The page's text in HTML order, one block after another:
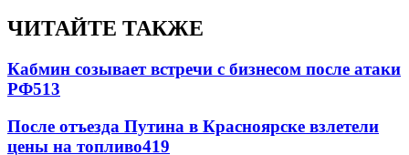
ЧИТАЙТЕ ТАКЖЕ
Кабмин созывает встречи с бизнесом после атаки
РФ513
После отъезда Путина в Красноярске взлетели
цены на топливо419